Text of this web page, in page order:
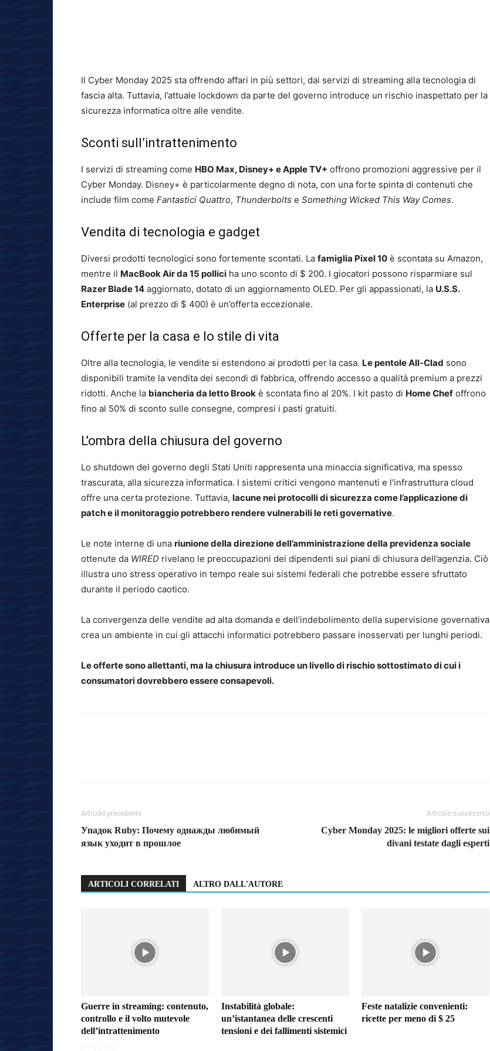
Il Cyber Monday 2025 sta offrendo affari in più settori, dai servizi di streaming alla tecnologia di
fascia alta. Tuttavia, l’attuale lockdown da parte del governo introduce un rischio inaspettato per la
sicurezza informatica oltre alle vendite.
Sconti sull’intrattenimento
I servizi di streaming come HBO Max, Disney+ e Apple TV+ offrono promozioni aggressive per il
Cyber Monday. Disney+ è particolarmente degno di nota, con una forte spinta di contenuti che
include film come Fantastici Quattro, Thunderbolts e Something Wicked This Way Comes.
Vendita di tecnologia e gadget
Diversi prodotti tecnologici sono fortemente scontati. La famiglia Pixel 10 è scontata su Amazon,
mentre il MacBook Air da 15 pollici ha uno sconto di $ 200. I giocatori possono risparmiare sul
Razer Blade 14 aggiornato, dotato di un aggiornamento OLED. Per gli appassionati, la U.S.S.
Enterprise (al prezzo di $ 400) è un’offerta eccezionale.
Offerte per la casa e lo stile di vita
Oltre alla tecnologia, le vendite si estendono ai prodotti per la casa. Le pentole All-Clad sono
disponibili tramite la vendita dei secondi di fabbrica, offrendo accesso a qualità premium a prezzi
ridotti. Anche la biancheria da letto Brook è scontata fino al 20%. I kit pasto di Home Chef offrono
fino al 50% di sconto sulle consegne, compresi i pasti gratuiti.
L’ombra della chiusura del governo
Lo shutdown del governo degli Stati Uniti rappresenta una minaccia significativa, ma spesso
trascurata, alla sicurezza informatica. I sistemi critici vengono mantenuti e l’infrastruttura cloud
offre una certa protezione. Tuttavia, lacune nei protocolli di sicurezza come l’applicazione di
patch e il monitoraggio potrebbero rendere vulnerabili le reti governative.
Le note interne di una riunione della direzione dell’amministrazione della previdenza sociale
ottenute da WIRED rivelano le preoccupazioni dei dipendenti sui piani di chiusura dell’agenzia. Ciò
illustra uno stress operativo in tempo reale sui sistemi federali che potrebbe essere sfruttato
durante il periodo caotico.
La convergenza delle vendite ad alta domanda e dell’indebolimento della supervisione governativa
crea un ambiente in cui gli attacchi informatici potrebbero passare inosservati per lunghi periodi.
Le offerte sono allettanti, ma la chiusura introduce un livello di rischio sottostimato di cui i
consumatori dovrebbero essere consapevoli.
Articolo precedente
Упадок Ruby: Почему однажды любимый
язык уходит в прошлое
Articolo successivo
Cyber Monday 2025: le migliori offerte sui
divani testate dagli esperti
ARTICOLI CORRELATI ALTRO DALL'AUTORE
Guerre in streaming: contenuto,
controllo e il volto mutevole
dell’intrattenimento
Instabilità globale:
un’istantanea delle crescenti
tensioni e dei fallimenti sistemici
Feste natalizie convenienti:
ricette per meno di $ 25